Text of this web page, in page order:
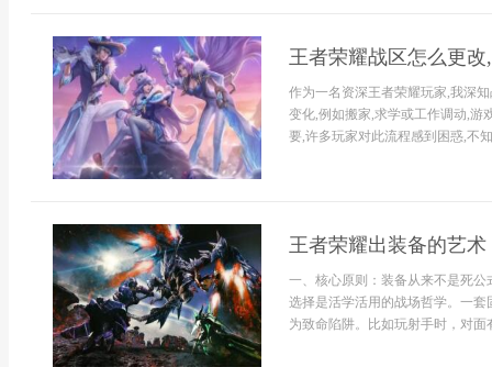
王者荣耀战区怎么更
作为一名资深王者荣耀玩家,我深
变化,例如搬家,求学或工作调动,游
要,许多玩家对此流程感到困惑,不
王者荣耀出装备的艺
一、核心原则：装备从来不是死
选择是活学活用的战场哲学。一
为致命陷阱。比如玩射手时，对面